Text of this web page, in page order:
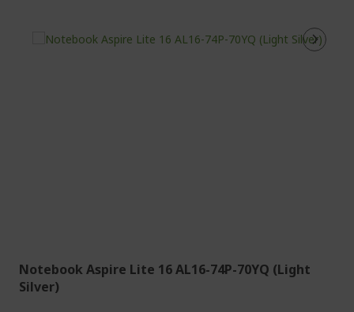
Notebook Aspire Lite 16 AL16-74P-70YQ (Light
Silver)